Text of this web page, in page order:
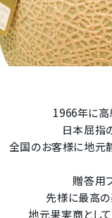
1966年に高
日本屈指
全国のお客様に地元
贈答用
先様に最高の
地元果実商として